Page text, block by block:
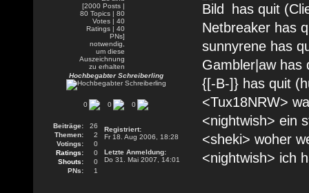
Hochbegabter Schreiberling
0 0 0
Beiträge:
26
Themen:
2
Votings:
0
Ratings:
0
Shouts:
0
PNs:
1
Registriert:
Fr 18. Aug 2006, 18:28
Letzte Anmeldung:
Do 31. Mai 2007, 14:01
has quit
Netbreaker has
sunnyrene has
Gambler|aw has
{[-B-]} has quit
<Tux18NRW>
<nightwish> ein
<sheki> woher
<nightwish> ich